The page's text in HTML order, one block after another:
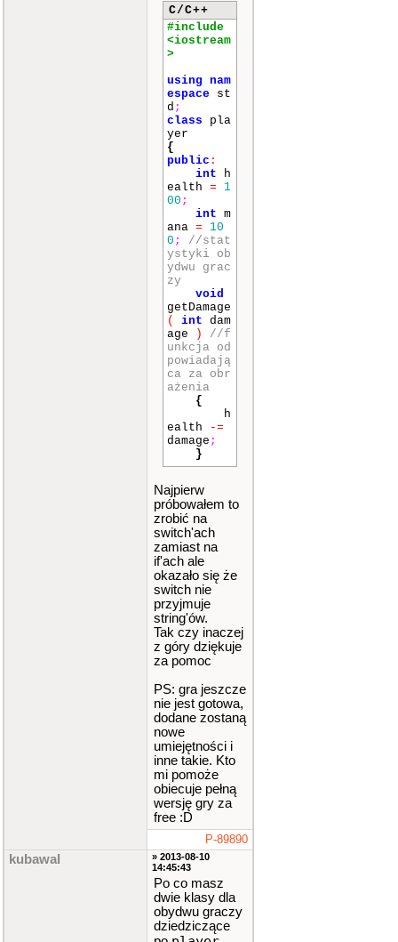
C/C++
#include
<iostream
>
using nam
espace st
d ;
class pla
yer
{
public :
int h
ealth =
1
00 ;
int m
ana =
10
0 ;
//stat
ystyki ob
ydwu grac
zy
void
getDamage
(
int dam
age
)
//f
unkcja od
powiadają
ca za obr
ażenia
{
h
ealth
-=
damage ;
}
classpla
yer1
:
licplaye
r//dzied
ziczenie
statystyk
i funkcji
getDamage
{
public:
};
classpla
yer2
: pub
licplaye
r//dzied
ziczenie
statystyk
i funkcji
getDamage
{
public:
};
voidtura
string
turn) //
funkcja o
dpowiadaj
ąca za ru
ch gracza
1
{
Najpierw
próbowałem to
zrobić na
switch'ach
zamiast na
if'ach ale
okazało się że
switch nie
przyjmuje
string'ów.
Tak czy inaczej
z góry dziękuje
za pomoc
PS: gra jeszcze
nie jest gotowa,
dodane zostaną
nowe
umiejętności i
inne takie. Kto
mi pomoże
obiecuje pełną
wersję gry za
free :D
P-89890
kubawal
» 2013-08-10
14:45:43
Po co masz
dwie klasy dla
obydwu graczy
dziedziczące